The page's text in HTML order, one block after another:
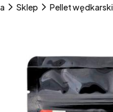
Sklep Pellet wędkarski